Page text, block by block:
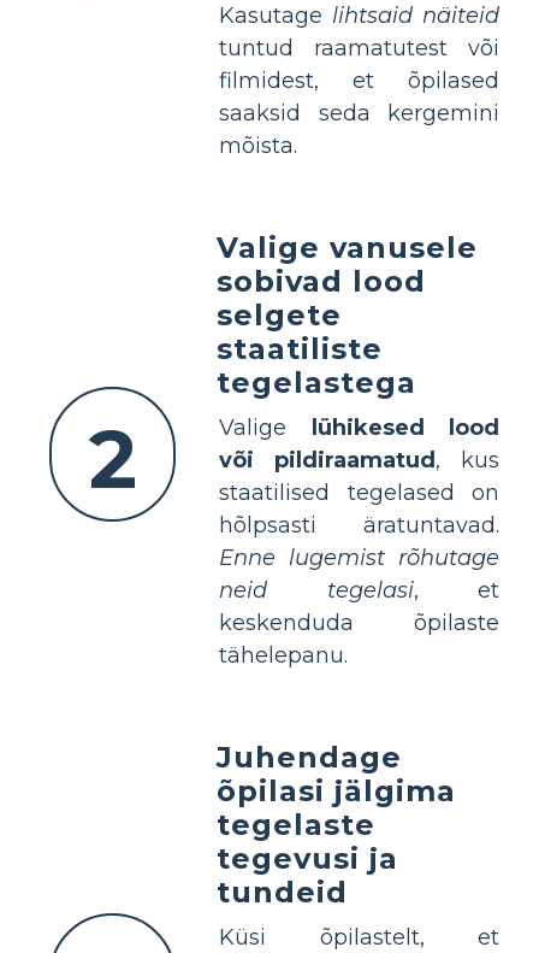
Kasutage lihtsaid näiteid
tuntud raamatutest või
filmidest, et õpilased
saaksid seda kergemini
mõista.
2
Valige vanusele
sobivad lood
selgete
staatiliste
tegelastega
Valige
lühikesed lood
või pildiraamatud , kus
staatilised tegelased on
hõlpsasti äratuntavad.
Enne lugemist rõhutage
neid tegelasi, et
keskenduda õpilaste
tähelepanu.
Juhendage
õpilasi jälgima
tegelaste
tegevusi ja
tundeid
Küsi õpilastelt, et